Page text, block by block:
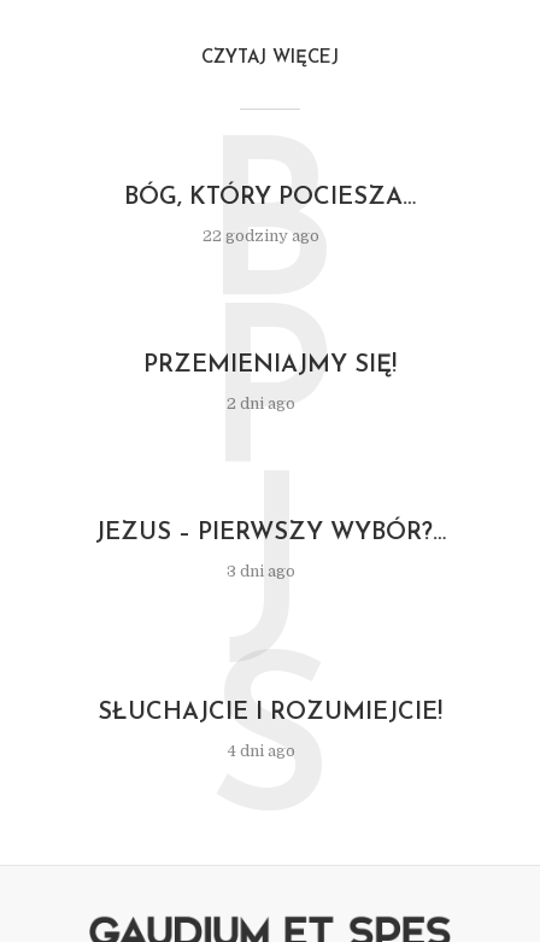
CZYTAJ WIĘCEJ
BÓG, KTÓRY POCIESZA…
22 godziny ago
B
PRZEMIENIAJMY SIĘ!
2 dni ago
P
JEZUS – PIERWSZY WYBÓR?…
3 dni ago
J
SŁUCHAJCIE I ROZUMIEJCIE!
4 dni ago
S